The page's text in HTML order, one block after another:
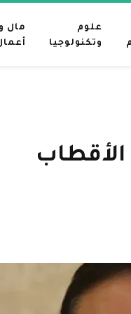
علوم
وتكنولوجيا
مال و